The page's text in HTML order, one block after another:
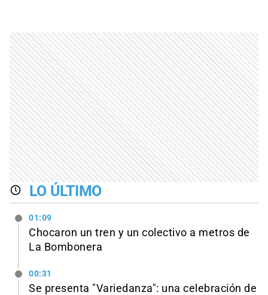
LO ÚLTIMO
01:09
Chocaron un tren y un colectivo a metros de
La Bombonera
00:31
Se presenta "Variedanza": una celebración de